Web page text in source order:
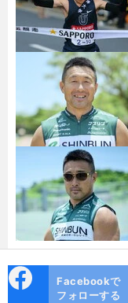
ok
Facebookで
フォローする